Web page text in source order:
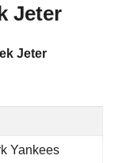
Jeter
Jeter
Yankees